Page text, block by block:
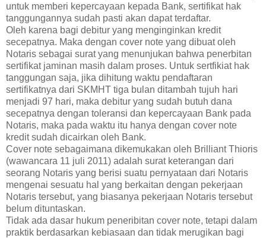
untuk memberi kepercayaan kepada Bank, sertifikat hak
tanggungannya sudah pasti akan dapat terdaftar.
Oleh karena bagi debitur yang menginginkan kredit
secepatnya. Maka dengan cover note yang dibuat oleh
Notaris sebagai surat yang menunjukan bahwa penerbitan
sertifikat jaminan masih dalam proses. Untuk sertfikiat hak
tanggungan saja, jika dihitung waktu pendaftaran
sertifikatnya dari SKMHT tiga bulan ditambah tujuh hari
menjadi 97 hari, maka debitur yang sudah butuh dana
secepatnya dengan toleransi dan kepercayaan Bank pada
Notaris, maka pada waktu itu hanya dengan cover note
kredit sudah dicairkan oleh Bank.
Cover note sebagaimana dikemukakan oleh Brilliant Thioris
(wawancara 11 juli 2011) adalah surat keterangan dari
seorang Notaris yang berisi suatu pernyataan dari Notaris
mengenai sesuatu hal yang berkaitan dengan pekerjaan
Notaris tersebut, yang biasanya pekerjaan Notaris tersebut
belum dituntaskan.
Tidak ada dasar hukum peneribitan cover note, tetapi dalam
praktik berdasarkan kebiasaan dan tidak merugikan bagi